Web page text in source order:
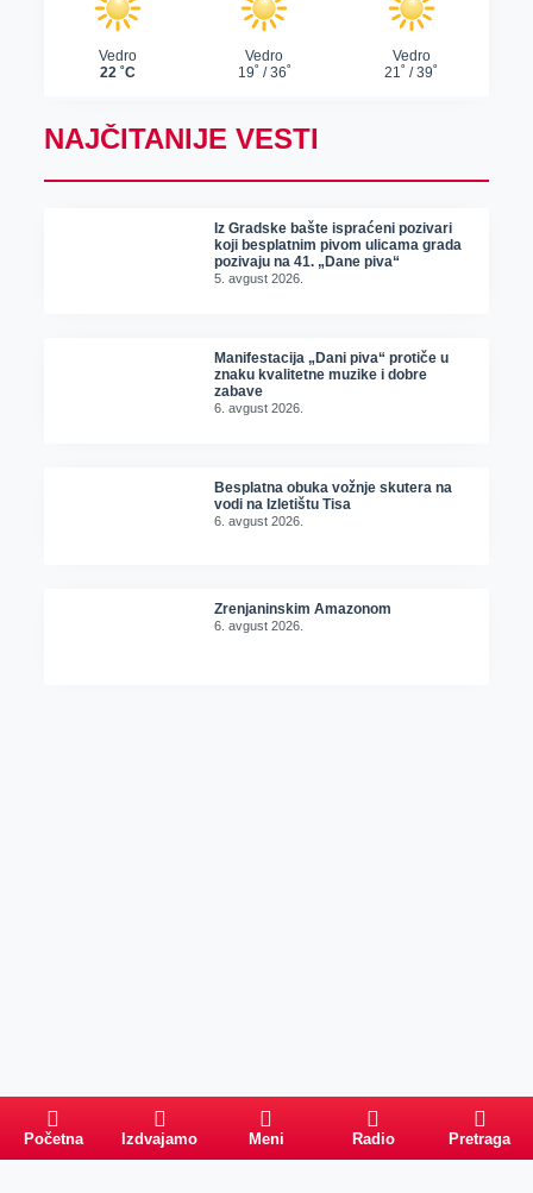
NAJČITANIJE VESTI
Iz Gradske bašte ispraćeni pozivari
koji besplatnim pivom ulicama grada
pozivaju na 41. „Dane piva“
5. avgust 2026.
Manifestacija „Dani piva“ protiče u
znaku kvalitetne muzike i dobre
zabave
6. avgust 2026.
Besplatna obuka vožnje skutera na
vodi na Izletištu Tisa
6. avgust 2026.
Zrenjaninskim Amazonom
6. avgust 2026.
Početna Izdvajamo Meni Radio Pretraga